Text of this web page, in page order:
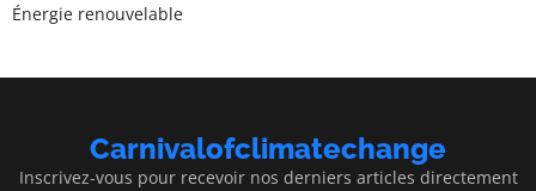
Énergie renouvelable
Carnivalofclimatechange
Inscrivez-vous pour recevoir nos derniers articles directement